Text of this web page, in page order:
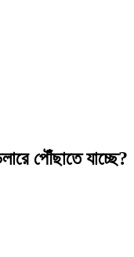
পৌঁছাতে যাচ্ছে?